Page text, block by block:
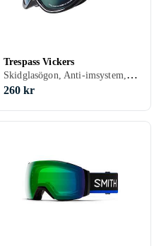
Trespass Vickers
Skidglasögon, Anti-imsystem, Dubbla linser, UV-skydd, Hjälmkompatibel, Kan användas ovanpå glasögon (OTG), Vuxen
260 kr